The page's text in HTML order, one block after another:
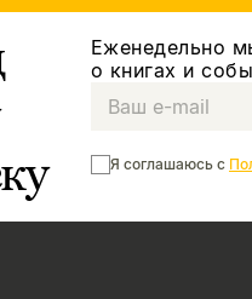
Еженедельно
о книгах и
Я соглашаюсь с